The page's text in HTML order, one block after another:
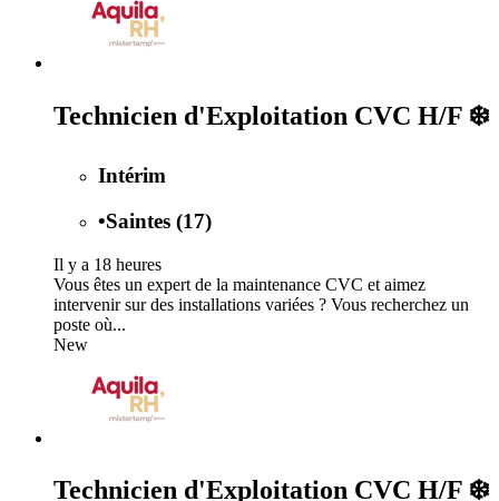
Technicien d'Exploitation CVC H/F ❄️
Intérim
•Saintes (17)
Il y a 18 heures
Vous êtes un expert de la maintenance CVC et aimez
intervenir sur des installations variées ? Vous recherchez un
poste où...
New
Technicien d'Exploitation CVC H/F ❄️